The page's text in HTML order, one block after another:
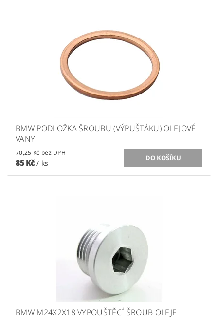
BMW PODLOŽKA ŠROUBU (VÝPUŠTÁKU) OLEJOVÉ
VANY
70,25 Kč bez DPH
85 Kč/ ks
BMW M24X2X18 VYPOUŠTĚCÍ ŠROUB OLEJE